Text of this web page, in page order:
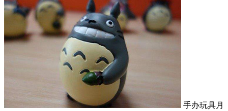
手办玩具月